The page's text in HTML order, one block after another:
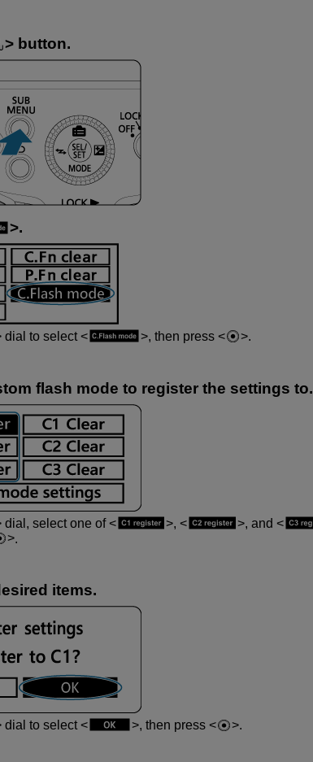
button.
.
dial to select , then press .
flash mode to register the settings to.
dial, select one of , , and
.
items.
dial to select , then press .